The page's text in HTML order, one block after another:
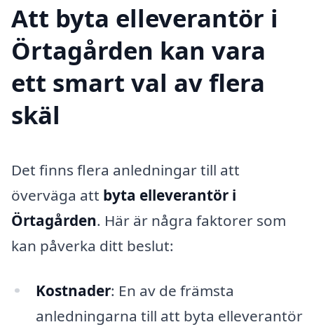
Att byta elleverantör i
Örtagården kan vara
ett smart val av flera
skäl
Det finns flera anledningar till att
överväga att byta elleverantör i
Örtagården. Här är några faktorer som
kan påverka ditt beslut:
Kostnader: En av de främsta
anledningarna till att byta elleverantör